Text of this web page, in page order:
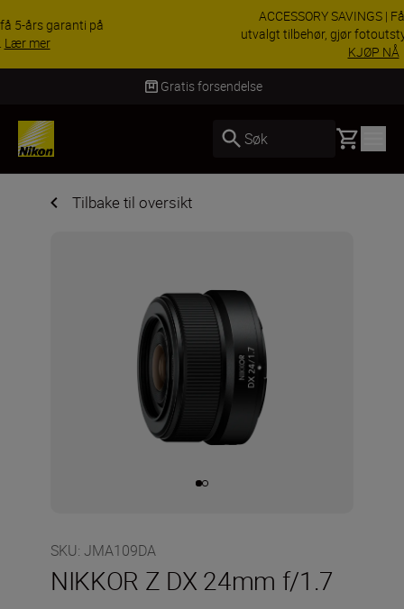
ACCESSORY SAVINGS | Få 15 % rabatt på
utvalgt tilbehør, gjør fotoutstyret komplett i dag.
Søk Basket
Tilbake til oversikt
SKU: JMA109DA
NIKKOR Z DX 24mm f/1.7